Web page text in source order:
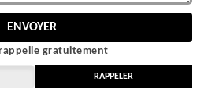
gratuitement